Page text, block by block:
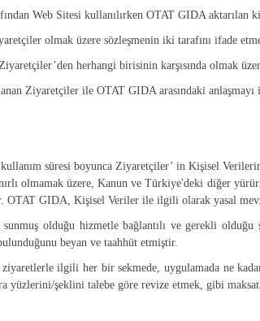
Web Sitesi kullanılırken OTAT GIDA
olmak üzere sözleşmenin iki tarafını ifade
herhangi birisinin karşısında olmak
Ziyaretçiler ile OTAT GIDA arasındaki anlaşmayı
süresi boyunca Ziyaretçiler’ in Kişisel
olmamak üzere, Kanun ve Türkiye'deki diğer
OTAT GIDA, Kişisel Veriler ile ilgili olarak yasal
olduğu hizmetle bağlantılı ve gerekli olduğu
beyan ve taahhüt etmiştir.
ilgili her bir sekmede, uygulamada ne
yüzlerini/şeklini talebe göre revize etmek, gibi